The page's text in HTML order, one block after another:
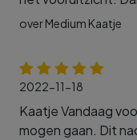
over Medium Kaatje
2022-11-18
Kaatje Vandaag
mogen gaan. Dit